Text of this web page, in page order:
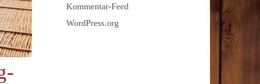
Kommentar-Feed
WordPress.org